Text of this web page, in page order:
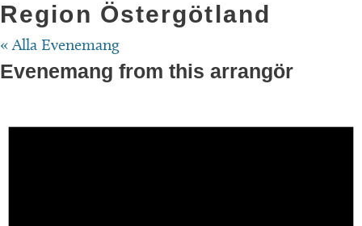
Region Östergötland
« Alla Evenemang
Evenemang from this arrangör